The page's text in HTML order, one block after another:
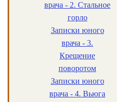
врача - 2. Стальное
горло
Записки юного
врача - 3.
Крещение
поворотом
Записки юного
врача - 4. Вьюга